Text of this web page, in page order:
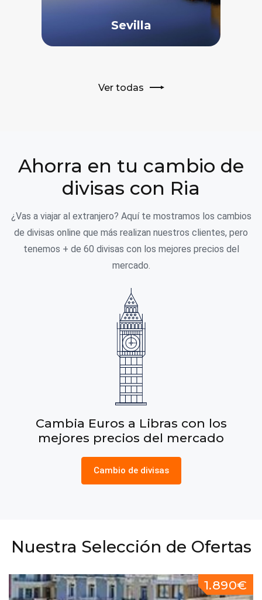
Sevilla
Ver todas
Ahorra en tu cambio de
divisas con Ria
¿Vas a viajar al extranjero? Aquí te mostramos los cambios
de divisas online que más realizan nuestros clientes, pero
tenemos + de 60 divisas con los mejores precios del
mercado.
Cambia Euros a Pesos con los
mejores precios del mercado
Cambio de divisas
Nuestra Selección de Ofertas
1.890€